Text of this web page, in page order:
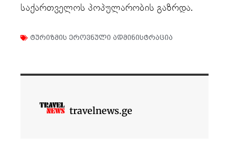
საქართველოს პოპულარობის გაზრდა.
ტურიზმის ეროვნული ადმინისტრაცია
travelnews.ge